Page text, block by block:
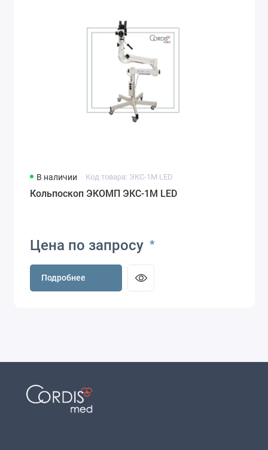
В наличии Код товара: ЭКС-1М LED
Кольпоскоп ЭКОМП ЭКС-1М LED
Цена по запросу *
Подробнее